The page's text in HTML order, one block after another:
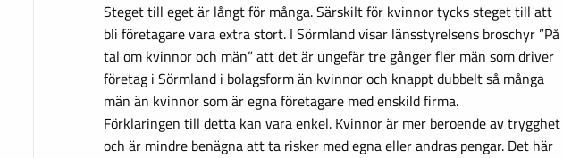
Steget till eget är långt för många. Särskilt för kvinnor tycks steget till att
bli företagare vara extra stort. I Sörmland visar länsstyrelsens broschyr ”På
tal om kvinnor och män” att det är ungefär tre gånger fler män som driver
företag i Sörmland i bolagsform än kvinnor och knappt dubbelt så många
män än kvinnor som är egna företagare med enskild firma.
Förklaringen till detta kan vara enkel. Kvinnor är mer beroende av trygghet
och är mindre benägna att ta risker med egna eller andras pengar. Det här